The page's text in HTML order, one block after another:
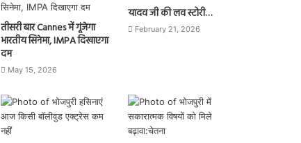
तीसरी बार Cannes में गूंजेगा
भारतीय सिनेमा, IMPA दिखाएगा
दम
May 15, 2026
यादव जी की लव स्टोरी…
February 21, 2026